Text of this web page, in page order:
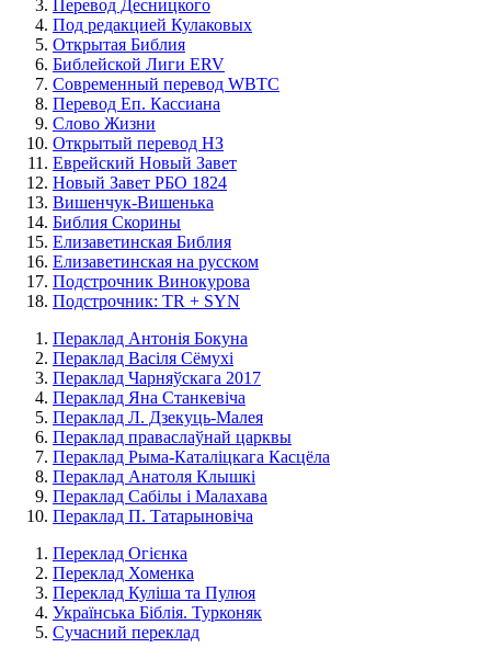
Перевод Десницкого
Под редакцией Кулаковых
Открытая Библия
Библейской Лиги ERV
Cовременный перевод WBTC
Перевод Еп. Кассиана
Слово Жизни
Открытый перевод НЗ
Еврейский Новый Завет
Новый Завет РБО 1824
Вишенчук-Вишенька
Библия Скорины
Елизаветинская Библия
Елизаветинская на русском
Подстрочник Винокурова
Подстрочник: TR + SYN
Пераклад Антонія Бокуна
Пераклад Васіля Сёмухі
Пераклад Чарняўскага 2017
Пераклад Яна Станкевіча
Пераклад Л. Дзекуць-Малея
Пераклад праваслаўнай царквы
Пераклад Рыма-Каталіцкага Касцёла
Пераклад Анатоля Клышкi
Пераклад Сабілы і Малахава
Пераклад П. Татарыновіча
Переклад Огієнка
Переклад Хоменка
Переклад Куліша та Пулюя
Українська Біблія. Турконяк
Сучасний переклад